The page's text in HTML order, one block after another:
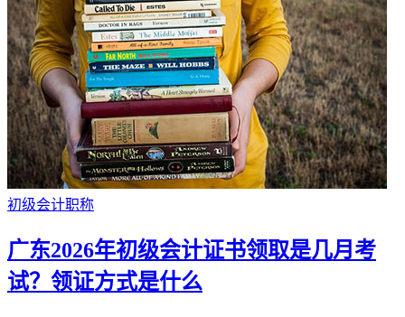
初级会计职称
广东2026年初级会计证书领取是几月考
试？领证方式是什么